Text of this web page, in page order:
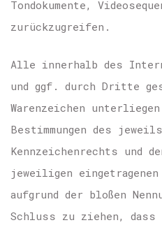
Tondokumente,
zurückzugreifen.
Alle innerhalb des
und ggf. durch Dritte
Warenzeichen
Bestimmungen des
Kennzeichenrechts und
jeweiligen
aufgrund der bloßen
Schluss zu ziehen, dass